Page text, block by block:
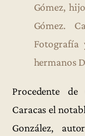
Gómez,
Gómez.
hermanos
Procedente
Caracas el
González,